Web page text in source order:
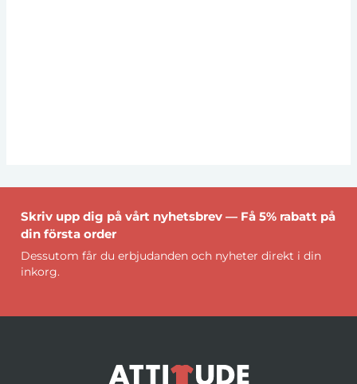
Skriv upp dig på vårt nyhetsbrev — Få 5% rabatt på
din första order
Dessutom får du erbjudanden och nyheter direkt i din
inkorg.